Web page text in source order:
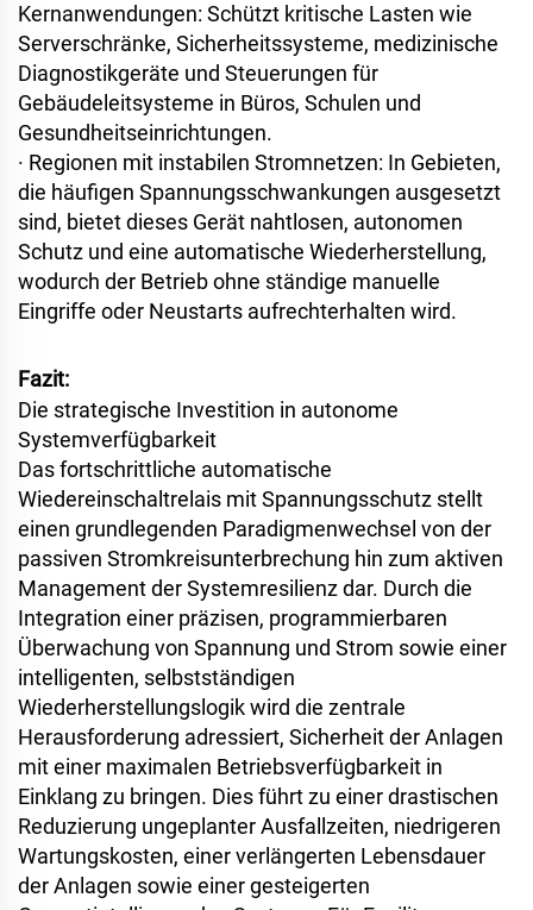
Kernanwendungen: Schützt kritische Lasten wie
Serverschränke, Sicherheitssysteme, medizinische
Diagnostikgeräte und Steuerungen für
Gebäudeleitsysteme in Büros, Schulen und
Gesundheitseinrichtungen.
· Regionen mit instabilen Stromnetzen: In Gebieten,
die häufigen Spannungsschwankungen ausgesetzt
sind, bietet dieses Gerät nahtlosen, autonomen
Schutz und eine automatische Wiederherstellung,
wodurch der Betrieb ohne ständige manuelle
Eingriffe oder Neustarts aufrechterhalten wird.
Fazit:
Die strategische Investition in autonome
Systemverfügbarkeit
Das fortschrittliche automatische
Wiedereinschaltrelais mit Spannungsschutz stellt
einen grundlegenden Paradigmenwechsel von der
passiven Stromkreisunterbrechung hin zum aktiven
Management der Systemresilienz dar. Durch die
Integration einer präzisen, programmierbaren
Überwachung von Spannung und Strom sowie einer
intelligenten, selbstständigen
Wiederherstellungslogik wird die zentrale
Herausforderung adressiert, Sicherheit der Anlagen
mit einer maximalen Betriebsverfügbarkeit in
Einklang zu bringen. Dies führt zu einer drastischen
Reduzierung ungeplanter Ausfallzeiten, niedrigeren
Wartungskosten, einer verlängerten Lebensdauer
der Anlagen sowie einer gesteigerten